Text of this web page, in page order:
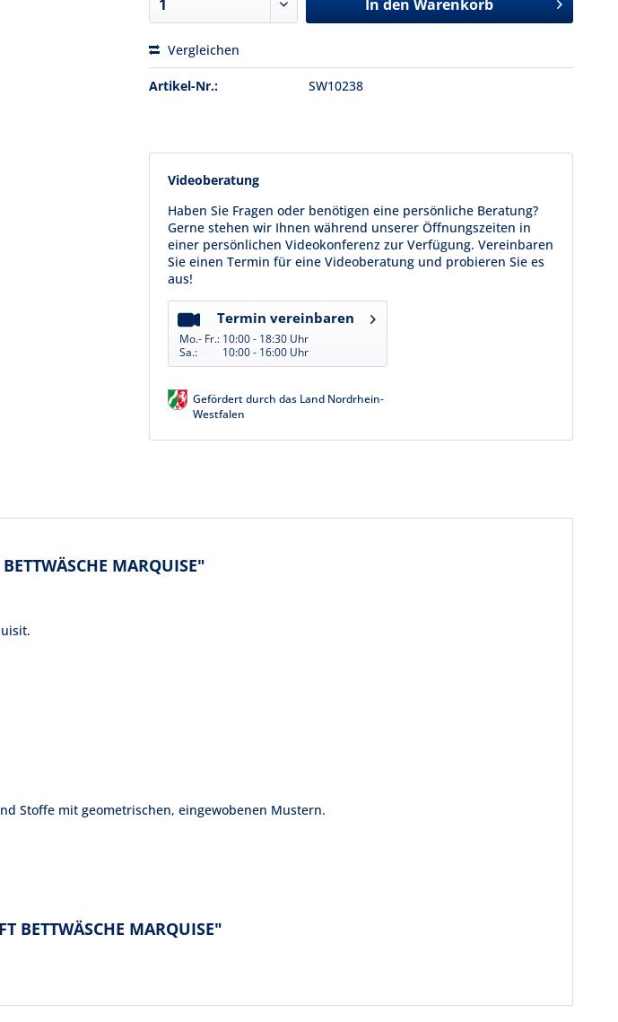
In den Warenkorb
Vergleichen
Artikel-Nr.: SW10238
Videoberatung
Haben Sie Fragen oder benötigen eine persönliche Beratung?
Gerne stehen wir Ihnen während unserer Öffnungszeiten in
einer persönlichen Videokonferenz zur Verfügung. Vereinbaren
Sie einen Termin für eine Videoberatung und probieren Sie es
aus!
Termin vereinbaren
Mo.- Fr.: 10:00 - 18:30 Uhr
Sa.:
10:00 - 16:00 Uhr
Gefördert durch das Land Nordrhein-
Westfalen
MARQUISE"
Stoffe mit geometrischen, eingewobenen Mustern.
BETTWÄSCHE MARQUISE"